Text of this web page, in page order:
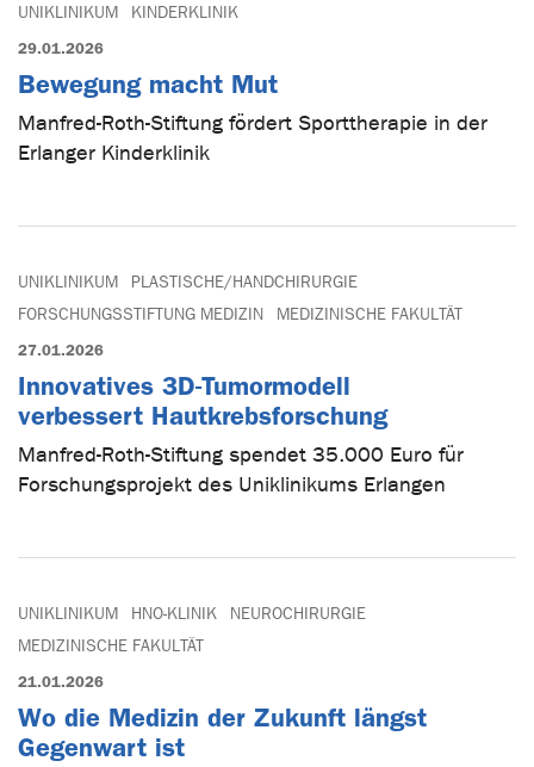
UNIKLINIKUM KINDERKLINIK
29.01.2026
Bewegung macht Mut
Manfred-Roth-Stiftung fördert Sporttherapie in der
Erlanger Kinderklinik
UNIKLINIKUM
PLASTISCHE/HANDCHIRURGIE
FORSCHUNGSSTIFTUNG MEDIZIN
MEDIZINISCHE FAKULTÄT
27.01.2026
Innovatives 3D-Tumormodell
verbessert Hautkrebsforschung
Manfred-Roth-Stiftung spendet 35.000 Euro für
Forschungsprojekt des Uniklinikums Erlangen
UNIKLINIKUM HNO-KLINIK
NEUROCHIRURGIE
MEDIZINISCHE FAKULTÄT
21.01.2026
Wo die Medizin der Zukunft längst
Gegenwart ist